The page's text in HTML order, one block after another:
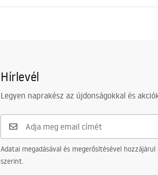
Típus T
120 hónap az acélszerkezetre, 24
Hírlevél
Legyen naprakész az újdonságokkal és
Adatai megadásával és megerősítésével
szerint.